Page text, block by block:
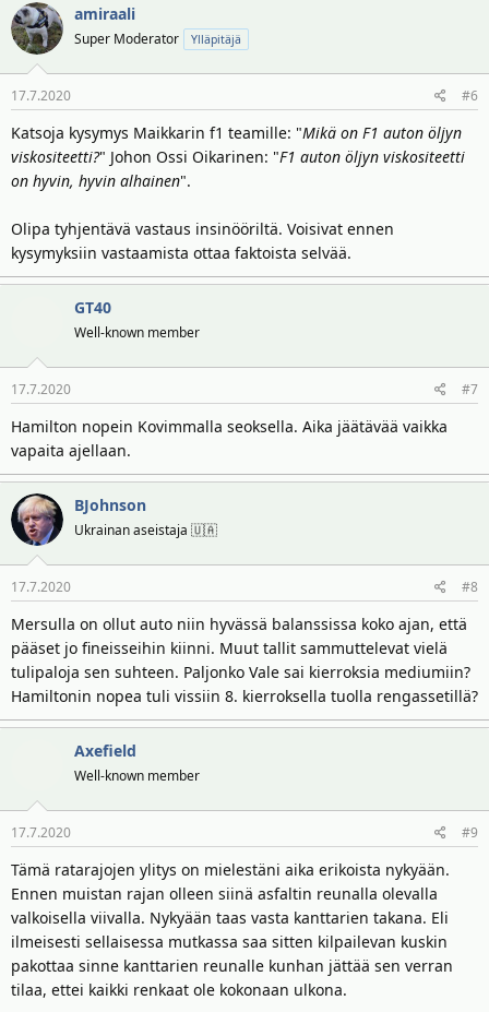
amiraali
Super Moderator Ylläpitäjä
17.7.2020 #6
Katsoja kysymys Maikkarin f1 teamille: "Mikä on F1 auton öljyn
viskositeetti?" Johon Ossi Oikarinen: "F1 auton öljyn viskositeetti
on hyvin, hyvin alhainen".
Olipa tyhjentävä vastaus insinööriltä. Voisivat ennen
kysymyksiin vastaamista ottaa faktoista selvää.
GT40
Well-known member
17.7.2020 #7
Hamilton nopein Kovimmalla seoksella. Aika jäätävää vaikka
vapaita ajellaan.
BJohnson
Ukrainan aseistaja 🇺🇦
17.7.2020 #8
Mersulla on ollut auto niin hyvässä balanssissa koko ajan, että
pääset jo fineisseihin kiinni. Muut tallit sammuttelevat vielä
tulipaloja sen suhteen. Paljonko Vale sai kierroksia mediumiin?
Hamiltonin nopea tuli vissiin 8. kierroksella tuolla rengassetillä?
Axefield
Well-known member
17.7.2020 #9
Tämä ratarajojen ylitys on mielestäni aika erikoista nykyään.
Ennen muistan rajan olleen siinä asfaltin reunalla olevalla
valkoisella viivalla. Nykyään taas vasta kanttarien takana. Eli
ilmeisesti sellaisessa mutkassa saa sitten kilpailevan kuskin
pakottaa sinne kanttarien reunalle kunhan jättää sen verran
tilaa, ettei kaikki renkaat ole kokonaan ulkona.